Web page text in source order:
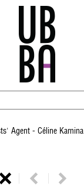
Agent - Céline Kamina